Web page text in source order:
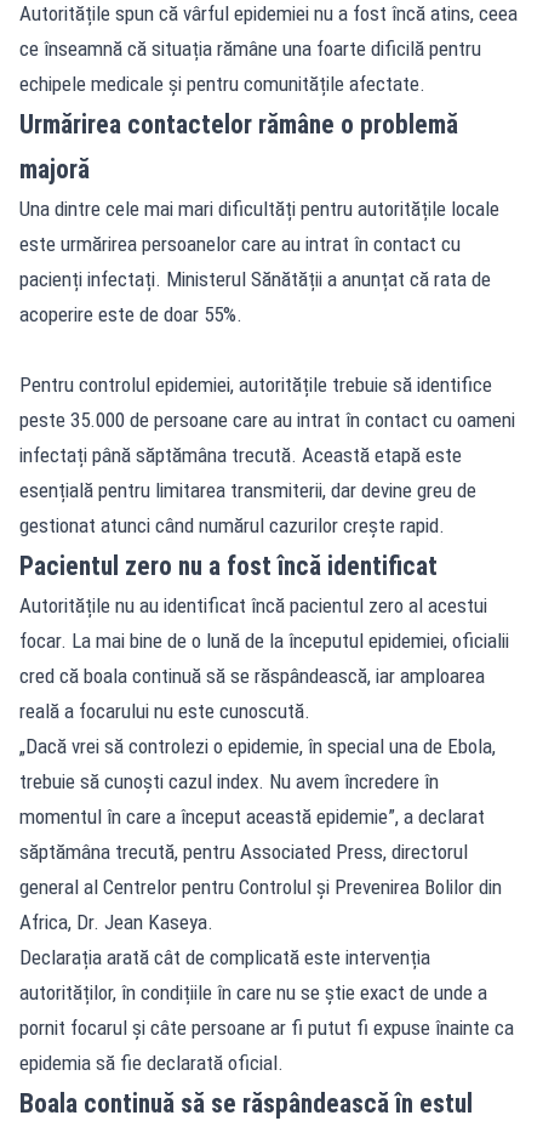
Autoritățile spun că vârful epidemiei nu a fost încă atins, ceea
ce înseamnă că situația rămâne una foarte dificilă pentru
echipele medicale și pentru comunitățile afectate.
Urmărirea contactelor rămâne o problemă
majoră
Una dintre cele mai mari dificultăți pentru autoritățile locale
este urmărirea persoanelor care au intrat în contact cu
pacienți infectați. Ministerul Sănătății a anunțat că rata de
acoperire este de doar 55%.
Pentru controlul epidemiei, autoritățile trebuie să identifice
peste 35.000 de persoane care au intrat în contact cu oameni
infectați până săptămâna trecută. Această etapă este
esențială pentru limitarea transmiterii, dar devine greu de
gestionat atunci când numărul cazurilor crește rapid.
Pacientul zero nu a fost încă identificat
Autoritățile nu au identificat încă pacientul zero al acestui
focar. La mai bine de o lună de la începutul epidemiei, oficialii
cred că boala continuă să se răspândească, iar amploarea
reală a focarului nu este cunoscută.
„Dacă vrei să controlezi o epidemie, în special una de Ebola,
trebuie să cunoști cazul index. Nu avem încredere în
momentul în care a început această epidemie”, a declarat
săptămâna trecută, pentru Associated Press, directorul
general al Centrelor pentru Controlul și Prevenirea Bolilor din
Africa, Dr. Jean Kaseya.
Declarația arată cât de complicată este intervenția
autorităților, în condițiile în care nu se știe exact de unde a
pornit focarul și câte persoane ar fi putut fi expuse înainte ca
epidemia să fie declarată oficial.
Boala continuă să se răspândească în estul